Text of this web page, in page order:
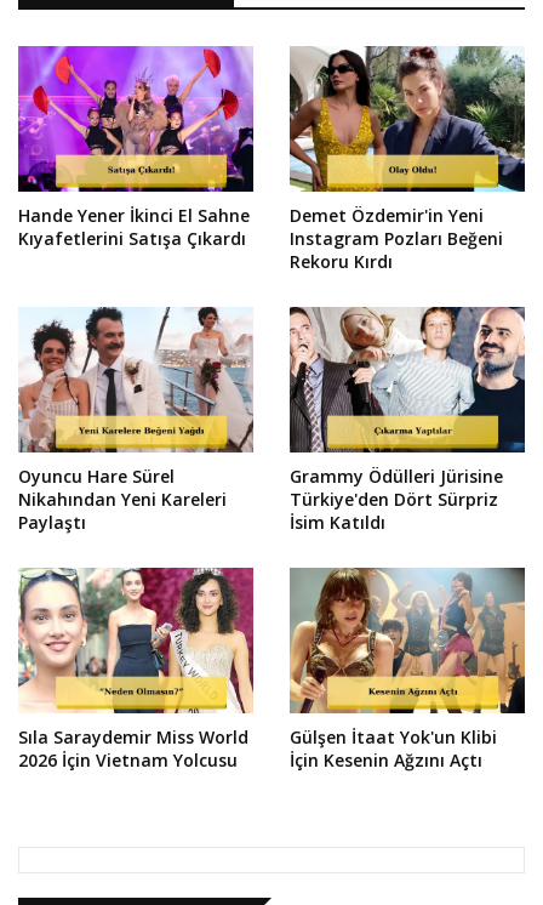
Hande Yener İkinci El Sahne
Kıyafetlerini Satışa Çıkardı
Demet Özdemir'in Yeni
Instagram Pozları Beğeni
Rekoru Kırdı
Oyuncu Hare Sürel
Nikahından Yeni Kareleri
Paylaştı
Grammy Ödülleri Jürisine
Türkiye'den Dört Sürpriz
İsim Katıldı
Sıla Saraydemir Miss World
2026 İçin Vietnam Yolcusu
Gülşen İtaat Yok'un Klibi
İçin Kesenin Ağzını Açtı